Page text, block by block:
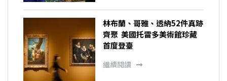
林布蘭、哥雅、透納52件真跡
齊聚 美國托雷多美術館珍藏
首度登臺
繼續閱讀